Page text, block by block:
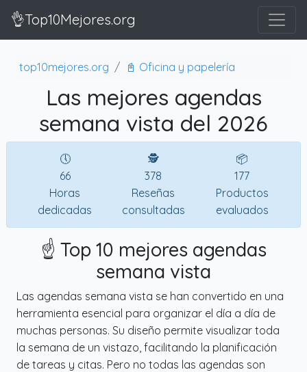
👌Top10Mejores.org
top10mejores.org 📓 Oficina y papelería
Las mejores agendas
semana vista del 2026
🕔
66
Horas
dedicadas
🕵
378
Reseñas
consultadas
📦
177
Productos
evaluados
☝️ Top 10 mejores agendas
semana vista
Las agendas semana vista se han convertido en una
herramienta esencial para organizar el día a día de
muchas personas. Su diseño permite visualizar toda
la semana de un vistazo, facilitando la planificación
de tareas y citas. Pero no todas las agendas son